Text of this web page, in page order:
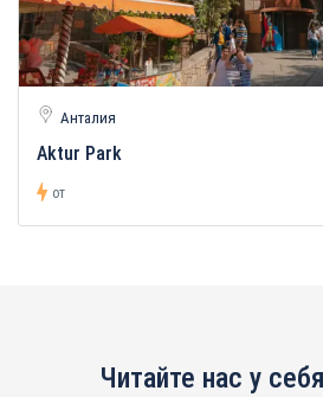
Анталия
Aktur Park
от
Читайте нас у